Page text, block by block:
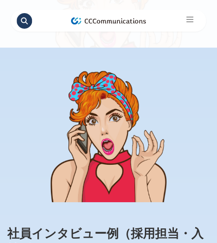
へ
ョ
勝島 由里
社員インタビュー例（採用担当・入